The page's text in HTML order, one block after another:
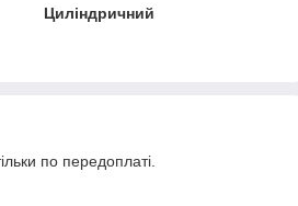
Циліндричний
по передоплаті.